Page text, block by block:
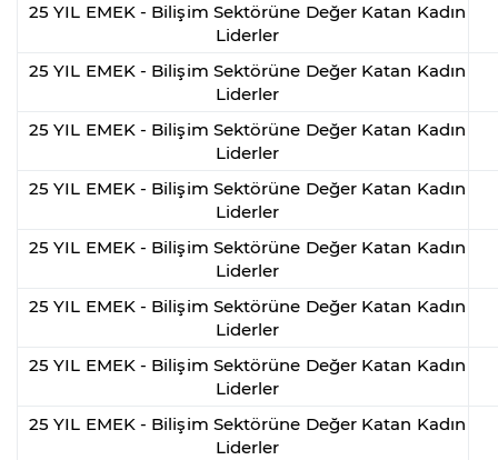
25 YIL EMEK - Bilişim Sektörüne Değer Katan Kadın
Liderler
25 YIL EMEK - Bilişim Sektörüne Değer Katan Kadın
Liderler
25 YIL EMEK - Bilişim Sektörüne Değer Katan Kadın
Liderler
25 YIL EMEK - Bilişim Sektörüne Değer Katan Kadın
Liderler
25 YIL EMEK - Bilişim Sektörüne Değer Katan Kadın
Liderler
25 YIL EMEK - Bilişim Sektörüne Değer Katan Kadın
Liderler
25 YIL EMEK - Bilişim Sektörüne Değer Katan Kadın
Liderler
25 YIL EMEK - Bilişim Sektörüne Değer Katan Kadın
Liderler